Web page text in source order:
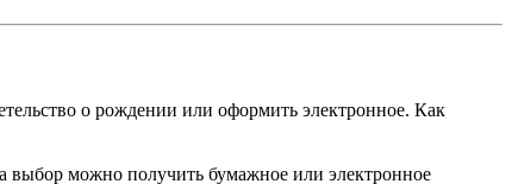
о рождении или оформить электронное. Как
выбор можно получить бумажное или электронное